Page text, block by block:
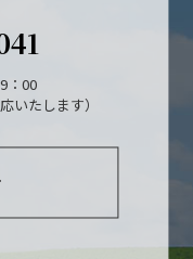
：00
いたします）